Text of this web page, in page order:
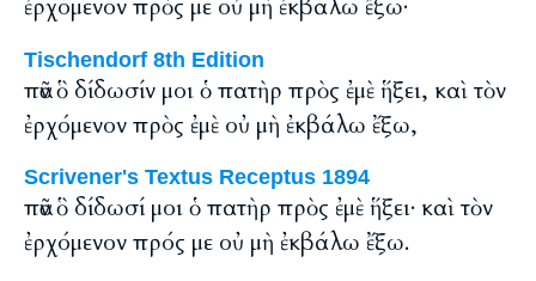
ἐρχόμενον πρὸς με οὐ μὴ ἐκβάλω ἔξω·
Tischendorf 8th Edition
πᾶν ὃ δίδωσίν μοι ὁ πατὴρ πρὸς ἐμὲ ἥξει, καὶ τὸν
ἐρχόμενον πρὸς ἐμὲ οὐ μὴ ἐκβάλω ἔξω,
Scrivener's Textus Receptus 1894
πᾶν ὃ δίδωσί μοι ὁ πατὴρ πρὸς ἐμὲ ἥξει· καὶ τὸν
ἐρχόμενον πρός με οὐ μὴ ἐκβάλω ἔξω.